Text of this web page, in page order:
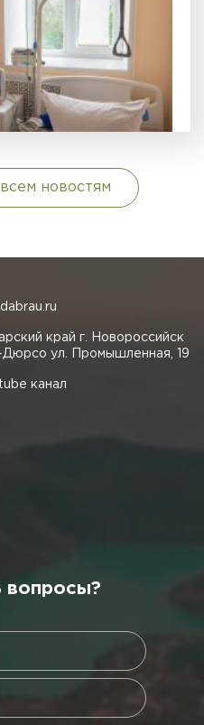
новостям
край г. Новороссийск
Дюрсо ул. Промышленная, 19
канал
вопросы?